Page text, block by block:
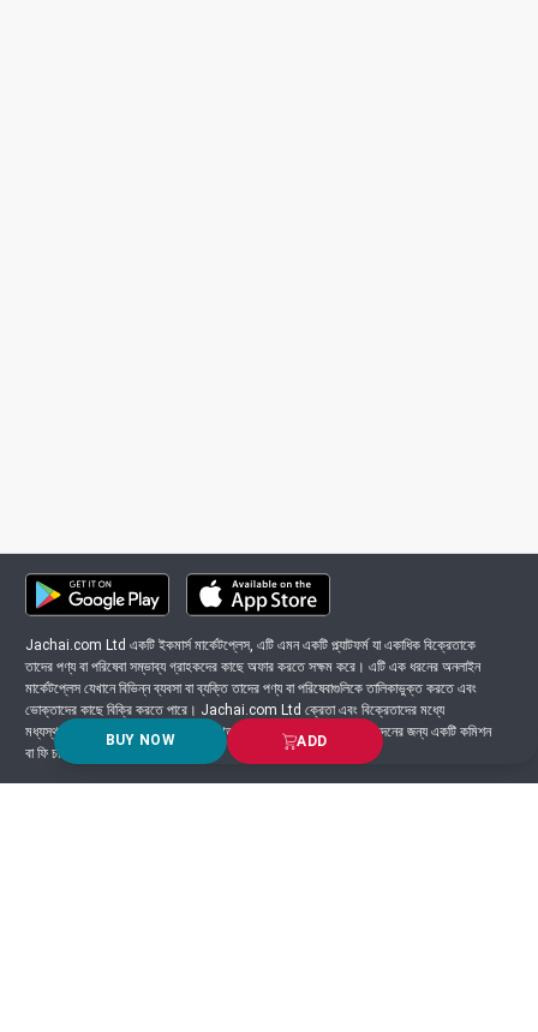
BUY NOW ADD
Jachai.com Ltd একটি ইকমার্স মার্কেটপ্লেস, এটি এমন একটি প্ল্যাটফর্ম যা একাধিক বিক্রেতাকে
তাদের পণ্য বা পরিষেবা সম্ভাব্য গ্রাহকদের কাছে অফার করতে সক্ষম করে। এটি এক ধরনের অনলাইন
মার্কেটপ্লেস যেখানে বিভিন্ন ব্যবসা বা ব্যক্তি তাদের পণ্য বা পরিষেবাগুলিকে তালিকাভুক্ত করতে এবং
ভোক্তাদের কাছে বিক্রি করতে পারে। Jachai.com Ltd ক্রেতা এবং বিক্রেতাদের মধ্যে
মধ্যস্থতাকারী হিসাবে কাজ করে এবং সাধারণত প্ল্যাটফর্মে সংঘটিত প্রতিটি লেনদেনের জন্য একটি কমিশন
বা ফি চার্জ করে।